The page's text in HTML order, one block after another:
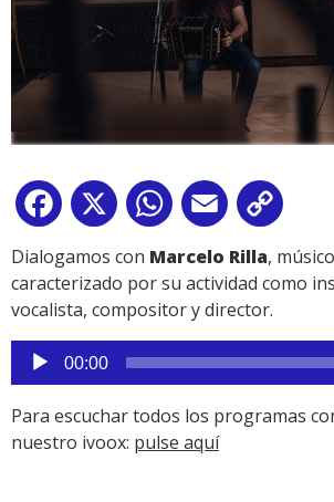
Facebook
X WhatsApp
Email
Link
Dialogamos con Marcelo Rilla,
caracterizado por su actividad como
vocalista, compositor y director.
Reproductor
de
audio
00:00
Para escuchar todos los programas
nuestro ivoox: pulse aquí